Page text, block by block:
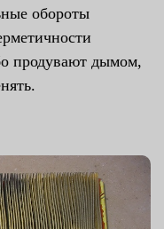
обороты
продувают дымом,